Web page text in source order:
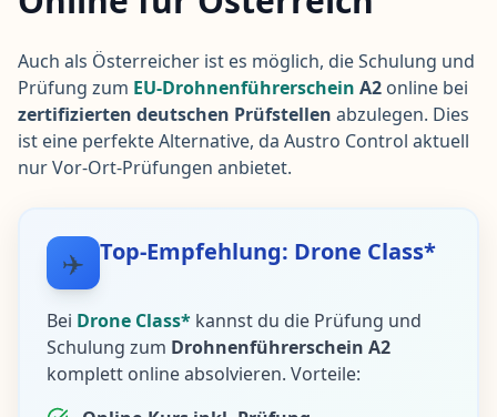
Auch als Österreicher ist es möglich, die Schulung und
Prüfung zum EU-Drohnenführerschein A2 online bei
zertifizierten deutschen Prüfstellen abzulegen. Dies
ist eine perfekte Alternative, da Austro Control aktuell
nur Vor-Ort-Prüfungen anbietet.
✈️ Top-Empfehlung: Drone Class*
Bei Drone Class* kannst du die Prüfung und
Schulung zum Drohnenführerschein A2
komplett online absolvieren. Vorteile: